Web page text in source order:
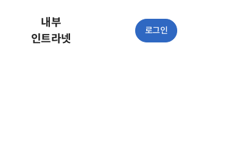
내부
인트라넷
로그인